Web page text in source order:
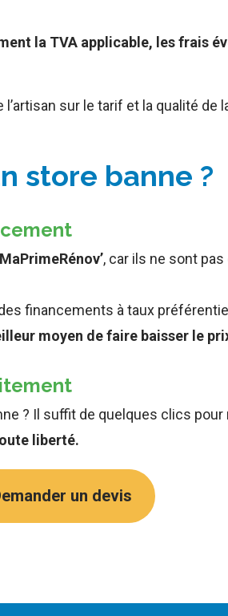
la TVA applicable, les frais
l’artisan sur le tarif et la qualité de
store banne ?
, car ils ne sont
financements à taux
moyen de faire baisser le
? Il suffit de quelques clics
liberté.
un devis